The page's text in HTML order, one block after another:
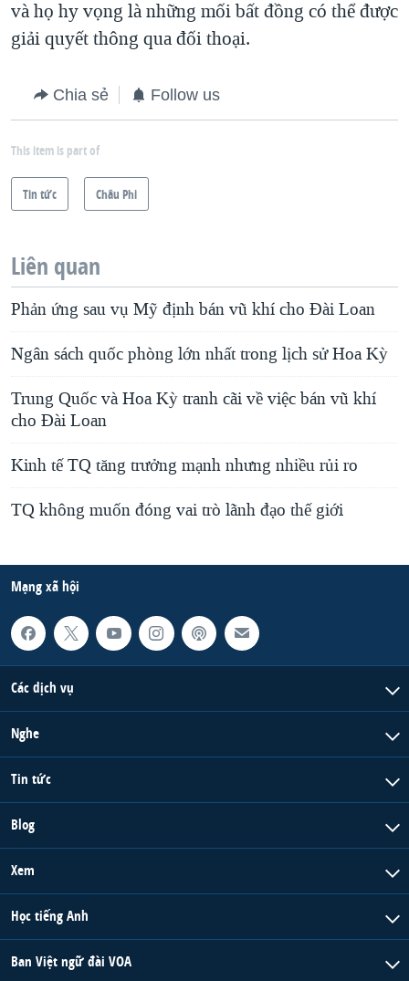
và họ hy vọng là những mối bất đồng có thể được
giải quyết thông qua đối thoại.
Chia sẻ Follow us
This item is part of
Tin tức Châu Phi
Liên quan
Phản ứng sau vụ Mỹ định bán vũ khí cho Đài Loan
Ngân sách quốc phòng lớn nhất trong lịch sử Hoa Kỳ
Trung Quốc và Hoa Kỳ tranh cãi về việc bán vũ khí
cho Đài Loan
Kinh tế TQ tăng trưởng mạnh nhưng nhiều rủi ro
TQ không muốn đóng vai trò lãnh đạo thế giới
Mạng xã hội
Các dịch vụ
Nghe
Tin tức
Blog
Xem
Học tiếng Anh
Ban Việt ngữ đài VOA